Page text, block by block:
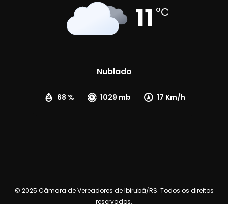
11 °C
Nublado
68 % 1029 mb 17 Km/h
© 2025 Câmara de Vereadores de Ibirubá/RS. Todos os direitos
reservados.